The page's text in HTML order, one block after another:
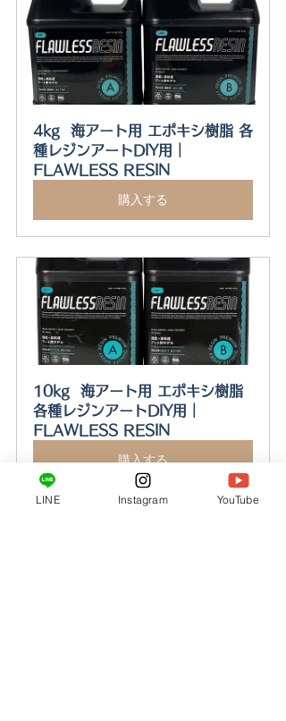
4kg  海アート用 エポキシ樹脂 各
種レジンアートDIY用｜
FLAWLESS RESIN
購入する
10kg  海アート用 エポキシ樹脂
各種レジンアートDIY用｜
FLAWLESS RESIN
購入する
LINE Instagram YouTube